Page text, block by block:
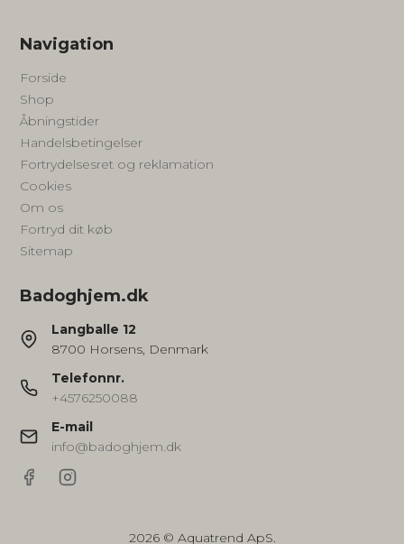
Navigation
Forside
Shop
Åbningstider
Handelsbetingelser
Fortrydelsesret og reklamation
Cookies
Om os
Fortryd dit køb
Sitemap
Badoghjem.dk
Langballe 12
8700 Horsens, Denmark
Telefonnr.
+4576250088
E-mail
info@badoghjem.dk
2026 © Aquatrend ApS.